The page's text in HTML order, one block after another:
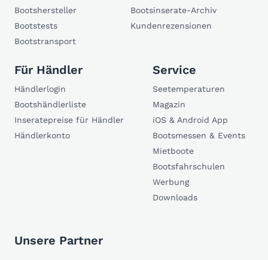
Bootshersteller
Bootstests
Bootstransport
Bootsinserate-Archiv
Kundenrezensionen
Für Händler
Händlerlogin
Bootshändlerliste
Inseratepreise für Händler
Händlerkonto
Service
Seetemperaturen
Magazin
iOS & Android App
Bootsmessen & Events
Mietboote
Bootsfahrschulen
Werbung
Downloads
Unsere Partner